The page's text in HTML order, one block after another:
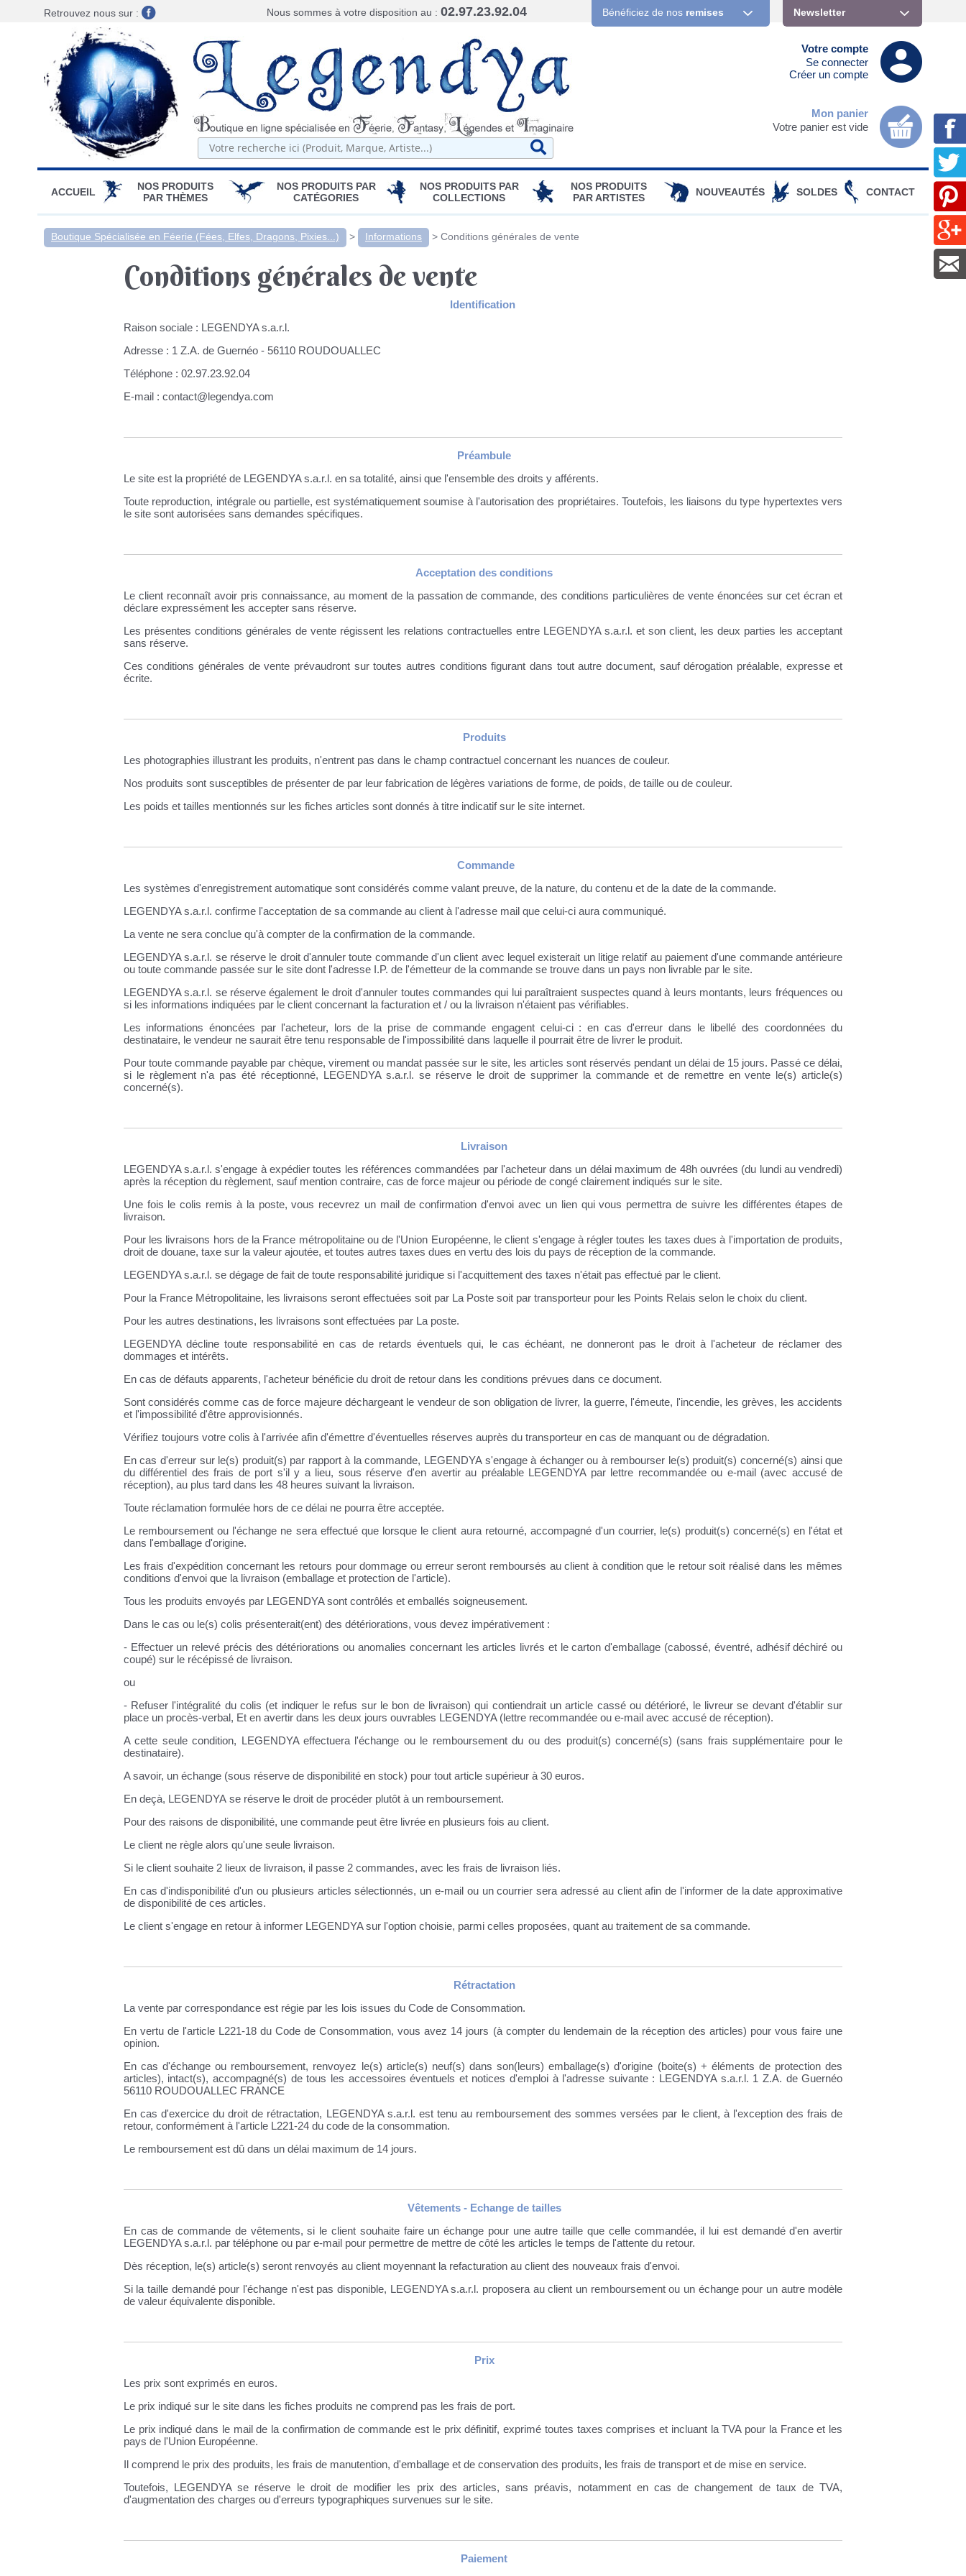
Retrouvez nous sur : Nous sommes à votre disposition au : 02.97.23.92.04 Bénéficiez de nos remises Newsletter
Votre compte
Se connecter
Créer un compte
Mon panier
Votre panier est vide
ACCUEIL
NOS PRODUITS
PAR THÈMES
NOS PRODUITS PAR
CATÉGORIES
NOS PRODUITS PAR
COLLECTIONS
NOS PRODUITS
PAR ARTISTES
NOUVEAUTÉS SOLDES CONTACT
Boutique Spécialisée en Féerie (Fées, Elfes, Dragons, Pixies...) > Informations > Conditions générales de vente
Conditions générales de vente
Identification
Raison sociale : LEGENDYA s.a.r.l.
Adresse : 1 Z.A. de Guernéo - 56110 ROUDOUALLEC
Téléphone : 02.97.23.92.04
E-mail : contact@legendya.com
Préambule
Le site est la propriété de LEGENDYA s.a.r.l. en sa totalité, ainsi que l'ensemble des droits y afférents.
Toute reproduction, intégrale ou partielle, est systématiquement soumise à l'autorisation des propriétaires. Toutefois, les liaisons du type hypertextes vers
le site sont autorisées sans demandes spécifiques.
Acceptation des conditions
Le client reconnaît avoir pris connaissance, au moment de la passation de commande, des conditions particulières de vente énoncées sur cet écran et
déclare expressément les accepter sans réserve.
Les présentes conditions générales de vente régissent les relations contractuelles entre LEGENDYA s.a.r.l. et son client, les deux parties les acceptant
sans réserve.
Ces conditions générales de vente prévaudront sur toutes autres conditions figurant dans tout autre document, sauf dérogation préalable, expresse et
écrite.
Produits
Les photographies illustrant les produits, n'entrent pas dans le champ contractuel concernant les nuances de couleur.
Nos produits sont susceptibles de présenter de par leur fabrication de légères variations de forme, de poids, de taille ou de couleur.
Les poids et tailles mentionnés sur les fiches articles sont donnés à titre indicatif sur le site internet.
Commande
Les systèmes d'enregistrement automatique sont considérés comme valant preuve, de la nature, du contenu et de la date de la commande.
LEGENDYA s.a.r.l. confirme l'acceptation de sa commande au client à l'adresse mail que celui-ci aura communiqué.
La vente ne sera conclue qu'à compter de la confirmation de la commande.
LEGENDYA s.a.r.l. se réserve le droit d'annuler toute commande d'un client avec lequel existerait un litige relatif au paiement d'une commande antérieure
ou toute commande passée sur le site dont l'adresse I.P. de l'émetteur de la commande se trouve dans un pays non livrable par le site.
LEGENDYA s.a.r.l. se réserve également le droit d'annuler toutes commandes qui lui paraîtraient suspectes quand à leurs montants, leurs fréquences ou
si les informations indiquées par le client concernant la facturation et / ou la livraison n'étaient pas vérifiables.
Les informations énoncées par l'acheteur, lors de la prise de commande engagent celui-ci : en cas d'erreur dans le libellé des coordonnées du
destinataire, le vendeur ne saurait être tenu responsable de l'impossibilité dans laquelle il pourrait être de livrer le produit.
Pour toute commande payable par chèque, virement ou mandat passée sur le site, les articles sont réservés pendant un délai de 15 jours. Passé ce délai,
si le règlement n'a pas été réceptionné, LEGENDYA s.a.r.l. se réserve le droit de supprimer la commande et de remettre en vente le(s) article(s)
concerné(s).
Livraison
LEGENDYA s.a.r.l. s'engage à expédier toutes les références commandées par l'acheteur dans un délai maximum de 48h ouvrées (du lundi au vendredi)
après la réception du règlement, sauf mention contraire, cas de force majeur ou période de congé clairement indiqués sur le site.
Une fois le colis remis à la poste, vous recevrez un mail de confirmation d'envoi avec un lien qui vous permettra de suivre les différentes étapes de
livraison.
Pour les livraisons hors de la France métropolitaine ou de l'Union Européenne, le client s'engage à régler toutes les taxes dues à l'importation de produits,
droit de douane, taxe sur la valeur ajoutée, et toutes autres taxes dues en vertu des lois du pays de réception de la commande.
LEGENDYA s.a.r.l. se dégage de fait de toute responsabilité juridique si l'acquittement des taxes n'était pas effectué par le client.
Pour la France Métropolitaine, les livraisons seront effectuées soit par La Poste soit par transporteur pour les Points Relais selon le choix du client.
Pour les autres destinations, les livraisons sont effectuées par La poste.
LEGENDYA décline toute responsabilité en cas de retards éventuels qui, le cas échéant, ne donneront pas le droit à l'acheteur de réclamer des
dommages et intérêts.
En cas de défauts apparents, l'acheteur bénéficie du droit de retour dans les conditions prévues dans ce document.
Sont considérés comme cas de force majeure déchargeant le vendeur de son obligation de livrer, la guerre, l'émeute, l'incendie, les grèves, les accidents
et l'impossibilité d'être approvisionnés.
Vérifiez toujours votre colis à l'arrivée afin d'émettre d'éventuelles réserves auprès du transporteur en cas de manquant ou de dégradation.
En cas d'erreur sur le(s) produit(s) par rapport à la commande, LEGENDYA s'engage à échanger ou à rembourser le(s) produit(s) concerné(s) ainsi que
du différentiel des frais de port s'il y a lieu, sous réserve d'en avertir au préalable LEGENDYA par lettre recommandée ou e-mail (avec accusé de
réception), au plus tard dans les 48 heures suivant la livraison.
Toute réclamation formulée hors de ce délai ne pourra être acceptée.
Le remboursement ou l'échange ne sera effectué que lorsque le client aura retourné, accompagné d'un courrier, le(s) produit(s) concerné(s) en l'état et
dans l'emballage d'origine.
Les frais d'expédition concernant les retours pour dommage ou erreur seront remboursés au client à condition que le retour soit réalisé dans les mêmes
conditions d'envoi que la livraison (emballage et protection de l'article).
Tous les produits envoyés par LEGENDYA sont contrôlés et emballés soigneusement.
Dans le cas ou le(s) colis présenterait(ent) des détériorations, vous devez impérativement :
- Effectuer un relevé précis des détériorations ou anomalies concernant les articles livrés et le carton d'emballage (cabossé, éventré, adhésif déchiré ou
coupé) sur le récépissé de livraison.
ou
- Refuser l'intégralité du colis (et indiquer le refus sur le bon de livraison) qui contiendrait un article cassé ou détérioré, le livreur se devant d'établir sur
place un procès-verbal, Et en avertir dans les deux jours ouvrables LEGENDYA (lettre recommandée ou e-mail avec accusé de réception).
A cette seule condition, LEGENDYA effectuera l'échange ou le remboursement du ou des produit(s) concerné(s) (sans frais supplémentaire pour le
destinataire).
A savoir, un échange (sous réserve de disponibilité en stock) pour tout article supérieur à 30 euros.
En deçà, LEGENDYA se réserve le droit de procéder plutôt à un remboursement.
Pour des raisons de disponibilité, une commande peut être livrée en plusieurs fois au client.
Le client ne règle alors qu'une seule livraison.
Si le client souhaite 2 lieux de livraison, il passe 2 commandes, avec les frais de livraison liés.
En cas d'indisponibilité d'un ou plusieurs articles sélectionnés, un e-mail ou un courrier sera adressé au client afin de l'informer de la date approximative
de disponibilité de ces articles.
Le client s'engage en retour à informer LEGENDYA sur l'option choisie, parmi celles proposées, quant au traitement de sa commande.
Rétractation
La vente par correspondance est régie par les lois issues du Code de Consommation.
En vertu de l'article L221-18 du Code de Consommation, vous avez 14 jours (à compter du lendemain de la réception des articles) pour vous faire une
opinion.
En cas d'échange ou remboursement, renvoyez le(s) article(s) neuf(s) dans son(leurs) emballage(s) d'origine (boite(s) + éléments de protection des
articles), intact(s), accompagné(s) de tous les accessoires éventuels et notices d'emploi à l'adresse suivante : LEGENDYA s.a.r.l. 1 Z.A. de Guernéo
56110 ROUDOUALLEC FRANCE
En cas d'exercice du droit de rétractation, LEGENDYA s.a.r.l. est tenu au remboursement des sommes versées par le client, à l'exception des frais de
retour, conformément à l'article L221-24 du code de la consommation.
Le remboursement est dû dans un délai maximum de 14 jours.
Vêtements - Echange de tailles
En cas de commande de vêtements, si le client souhaite faire un échange pour une autre taille que celle commandée, il lui est demandé d'en avertir
LEGENDYA s.a.r.l. par téléphone ou par e-mail pour permettre de mettre de côté les articles le temps de l'attente du retour.
Dès réception, le(s) article(s) seront renvoyés au client moyennant la refacturation au client des nouveaux frais d'envoi.
Si la taille demandé pour l'échange n'est pas disponible, LEGENDYA s.a.r.l. proposera au client un remboursement ou un échange pour un autre modèle
de valeur équivalente disponible.
Prix
Les prix sont exprimés en euros.
Le prix indiqué sur le site dans les fiches produits ne comprend pas les frais de port.
Le prix indiqué dans le mail de la confirmation de commande est le prix définitif, exprimé toutes taxes comprises et incluant la TVA pour la France et les
pays de l'Union Européenne.
Il comprend le prix des produits, les frais de manutention, d'emballage et de conservation des produits, les frais de transport et de mise en service.
Toutefois, LEGENDYA se réserve le droit de modifier les prix des articles, sans préavis, notamment en cas de changement de taux de TVA,
d'augmentation des charges ou d'erreurs typographiques survenues sur le site.
Paiement